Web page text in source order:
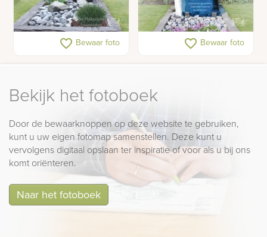
Ruwe grafsteen met
ruwe glasplaat
favorite_border Bewaar foto
Lichte ruwe gedenksteen
en blauw glas
favorite_border Bewaar foto
Bekijk het fotoboek
Door de bewaarknoppen op deze website te gebruiken,
kunt u uw eigen fotomap samenstellen. Deze kunt u
vervolgens digitaal opslaan ter inspiratie of voor als u bij ons
komt oriënteren.
Naar het fotoboek